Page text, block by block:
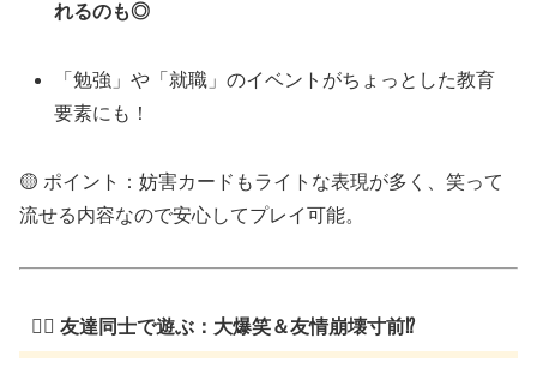
れるのも◎
「勉強」や「就職」のイベントがちょっとした教育
要素にも！
🟡 ポイント：妨害カードもライトな表現が多く、笑って
流せる内容なので安心してプレイ可能。
👯‍♂️ 友達同士で遊ぶ：大爆笑＆友情崩壊寸前⁉